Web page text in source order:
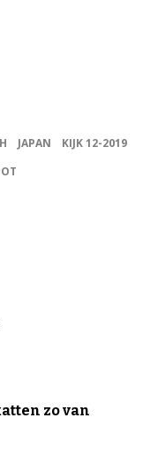
JAPAN
KIJK 12-2019
zo van